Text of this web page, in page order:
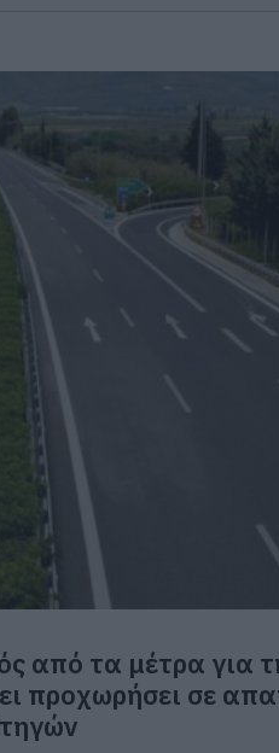
από τα μέτρα για
προχωρήσει σε